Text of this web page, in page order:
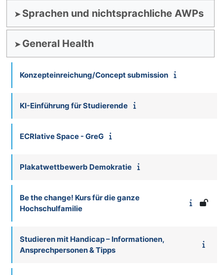
Sprachen und nichtsprachliche AWPs
General Health
Konzepteinreichung/Concept submission
KI-Einführung für Studierende
ECRIative Space - GreG
Plakatwettbewerb Demokratie
Be the change! Kurs für die ganze
Hochschulfamilie
Studieren mit Handicap – Informationen,
Ansprechpersonen & Tipps